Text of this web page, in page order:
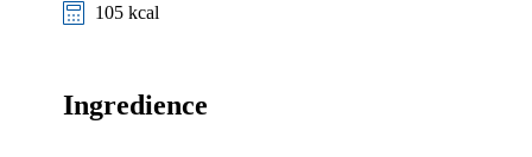
105 kcal
Ingredience